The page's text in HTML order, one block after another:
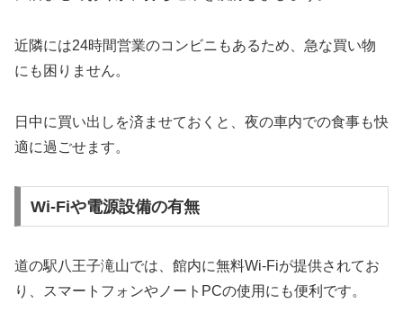
近隣には24時間営業のコンビニもあるため、急な買い物
にも困りません。
日中に買い出しを済ませておくと、夜の車内での食事も快
適に過ごせます。
Wi-Fiや電源設備の有無
道の駅八王子滝山では、館内に無料Wi-Fiが提供されてお
り、スマートフォンやノートPCの使用にも便利です。